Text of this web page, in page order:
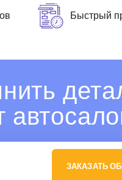
Быстрый
ЗАКАЗАТЬ